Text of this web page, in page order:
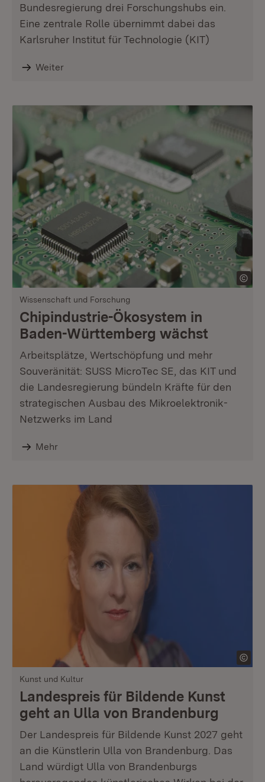
Bundesregierung drei Forschungshubs ein.
Eine zentrale Rolle übernimmt dabei das
Karlsruher Institut für Technologie (KIT)
Weiter
Wissenschaft und Forschung
Chipindustrie-Ökosystem in
Baden-Württemberg wächst
Arbeitsplätze, Wertschöpfung und mehr
Souveränität: SUSS MicroTec SE, das KIT und
die Landesregierung bündeln Kräfte für den
strategischen Ausbau des Mikroelektronik-
Netzwerks im Land
Mehr
Kunst und Kultur
Landespreis für Bildende Kunst
geht an Ulla von Brandenburg
Der Landespreis für Bildende Kunst 2027 geht
an die Künstlerin Ulla von Brandenburg. Das
Land würdigt Ulla von Brandenburgs